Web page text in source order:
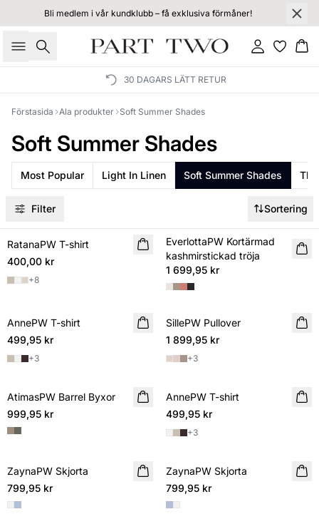
Bli medlem i vår kundklubb – få exklusiva förmåner!
Sök Logga in
30 DAGARS LÄTT RETUR
Förstasida Ala produkter Soft Summer Shades
Soft Summer Shades
Most Popular Light In Linen Soft Summer Shades
Filter Sortering
NYHET
RatanaPW T-shirt
400,00 kr
+8
NYHET
EverlottaPW Kortärmad
kashmirstickad tröja
1 699,95 kr
NYHET
AnnePW T-shirt
499,95 kr
+3
NYHET
SillePW Pullover
1 899,95 kr
+3
NYHET
AtimasPW Barrel Byxor
999,95 kr
NYHET
AnnePW T-shirt
499,95 kr
+3
NYHET
ZaynaPW Skjorta
799,95 kr
NYHET
ZaynaPW Skjorta
799,95 kr